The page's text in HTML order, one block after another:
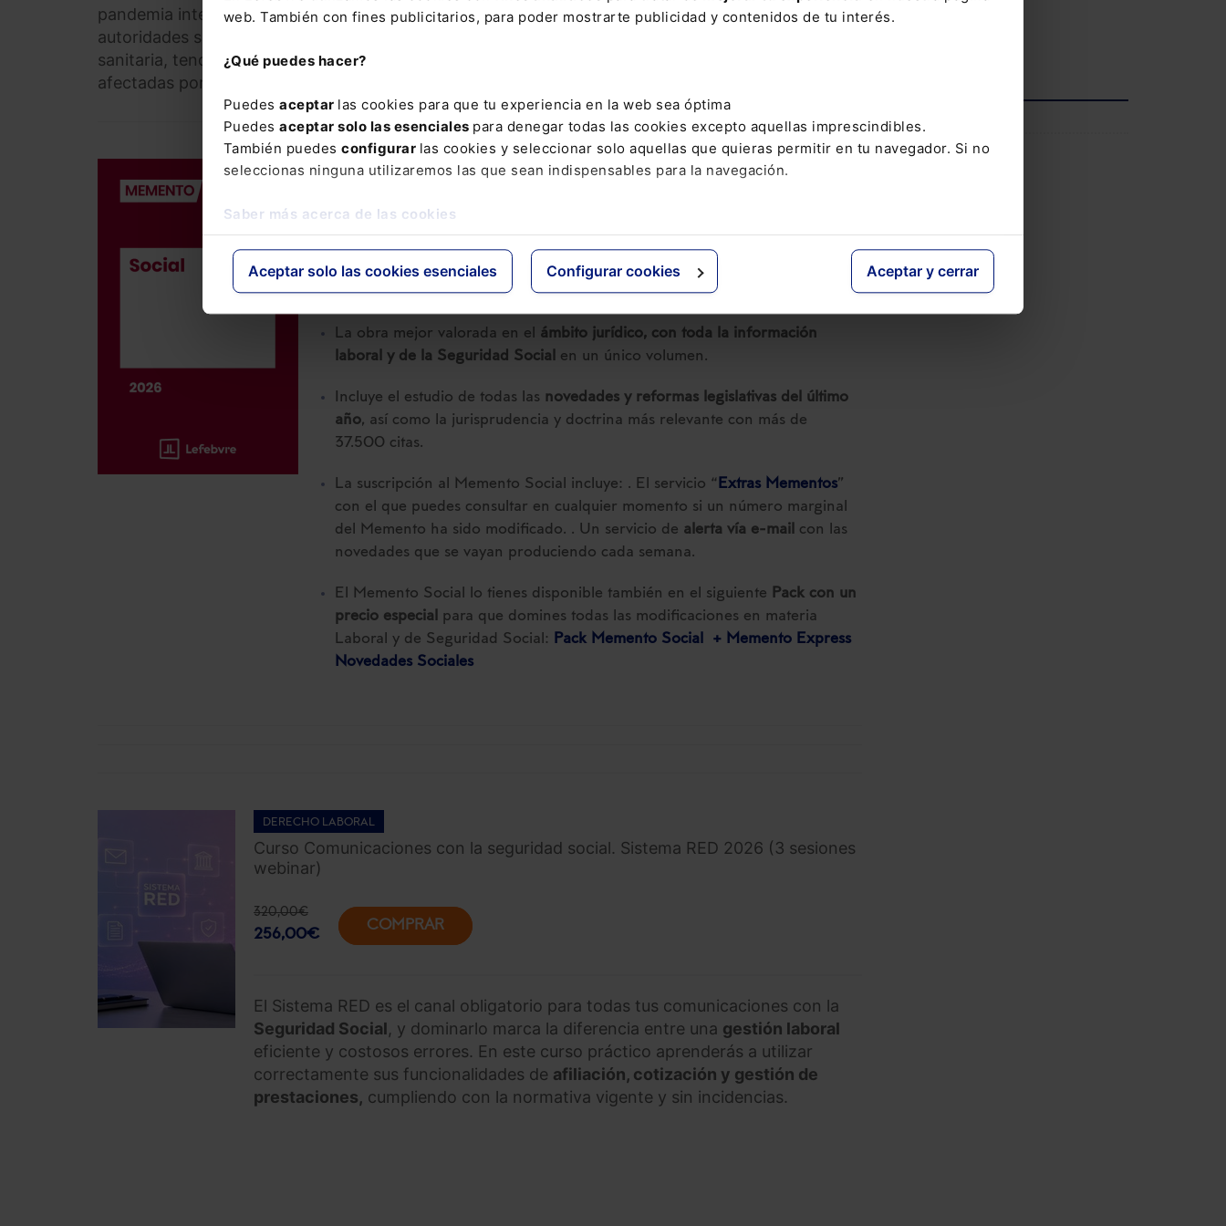
web. También con fines publicitarios, para poder mostrarte publicidad y contenidos de tu interés.
¿Qué puedes hacer?
Puedes aceptar las cookies para que tu experiencia en la web sea óptima
Puedes aceptar solo las esenciales para denegar todas las cookies excepto aquellas imprescindibles.
También puedes configurar las cookies y seleccionar solo aquellas que quieras permitir en tu navegador. Si no
seleccionas ninguna utilizaremos las que sean indispensables para la navegación.
Saber más acerca de las cookies
Aceptar solo las cookies esenciales Configurar cookies Aceptar y cerrar
pandemia internacional por la Organización Mundial de la Salud hasta el levantamiento por las
autoridades sanitarias de todas las medidas de prevención adoptadas para hacer frente a la crisis
sanitaria, tendrá las mismas prestaciones que la Seguridad Social otorga a las personas que se ven
afectadas por una enfermedad profesional.
DERECHO LABORAL
176,70
COMPRAR
La obra mejor valorada en el ámbito jurídico, con toda la información
laboral y de la Seguridad Social en un único volumen.
Incluye el estudio de todas las novedades y reformas legislativas del último
año, así como la jurisprudencia y doctrina más relevante con más de
37.500 citas.
La suscripción al Memento Social incluye: . El servicio “Extras Mementos”
con el que puedes consultar en cualquier momento si un número marginal
del Memento ha sido modificado. . Un servicio de alerta vía e-mail con las
novedades que se vayan produciendo cada semana.
El Memento Social lo tienes disponible también en el siguiente Pack con un
precio especial para que domines todas las modificaciones en materia
Laboral y de Seguridad Social: Pack Memento Social + Memento Express
Novedades Sociales
DERECHO LABORAL
Curso Comunicaciones con la seguridad social. Sistema RED 2026 (3 sesiones
webinar)
320,00€
256,00€
COMPRAR
El Sistema RED es el canal obligatorio para todas tus comunicaciones con la
Seguridad Social, y dominarlo marca la diferencia entre una gestión laboral
eficiente y costosos errores. En este curso práctico aprenderás a utilizar
correctamente sus funcionalidades de afiliación, cotización y gestión de
prestaciones, cumpliendo con la normativa vigente y sin incidencias.